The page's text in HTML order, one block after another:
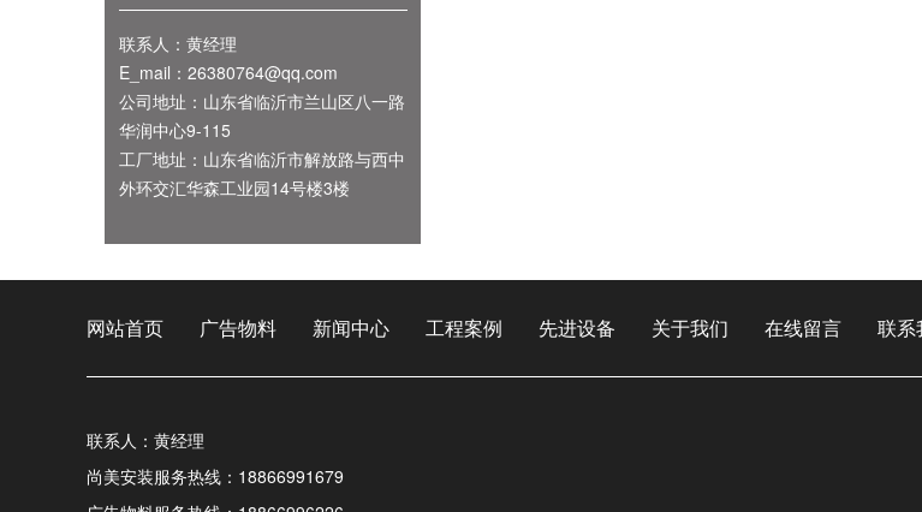
联系人：黄经理
E_mail：26380764@qq.com
公司地址：山东省临沂市兰山区八一路
华润中心9-115
工厂地址：山东省临沂市解放路与西中
外环交汇华森工业园14号楼3楼
网站首页 广告物料 新闻中心 工程案例 先进设备 关于我们 在线留言 联系
联系人：黄经理
尚美安装服务热线：18866991679